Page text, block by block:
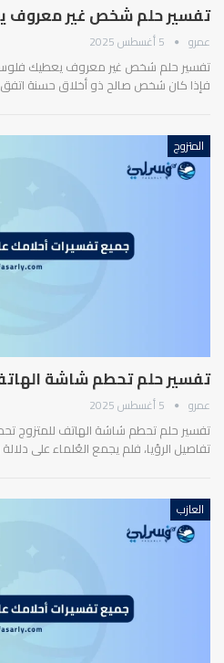
تفسير حلم شخص غير معروف
عمرو 5 أغسطس 2025
تفسير حلم شخص غير معروف يعطيك فلوس
فإذا كان شخص صالح ذو أخلاق حسنة اتفق
المتزوج
تفسير حلم تحطم شاشة
عمرو 5 أغسطس 2025
تفسير حلم تحطم شاشة الهاتف للمتزوج
تفاصيل الرؤيا، فلم يجمع العُلماء على
العازب